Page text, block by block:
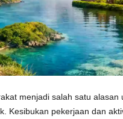
menjadi salah satu
Kesibukan pekerjaan dan